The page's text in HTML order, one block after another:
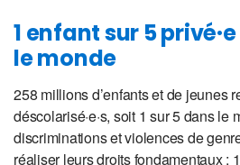
1 enfant sur 5
le monde
258 millions d’enfants et de jeunes
déscolarisé·e·s, soit 1 sur 5 dans le
discriminations et violences de
réaliser leurs droits fondamentaux :